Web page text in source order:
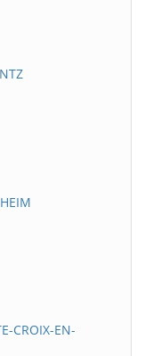
CROIX-EN-